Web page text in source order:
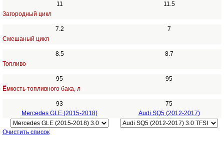
11
11.5
Загородный цикл
7.2
7
Смешаный цикл
8.5
8.7
Топливо
95
95
Ёмкость топливного бака, л
93
75
Mercedes GLE (2015-2018)
Audi SQ5 (2012-2017)
Очистить список